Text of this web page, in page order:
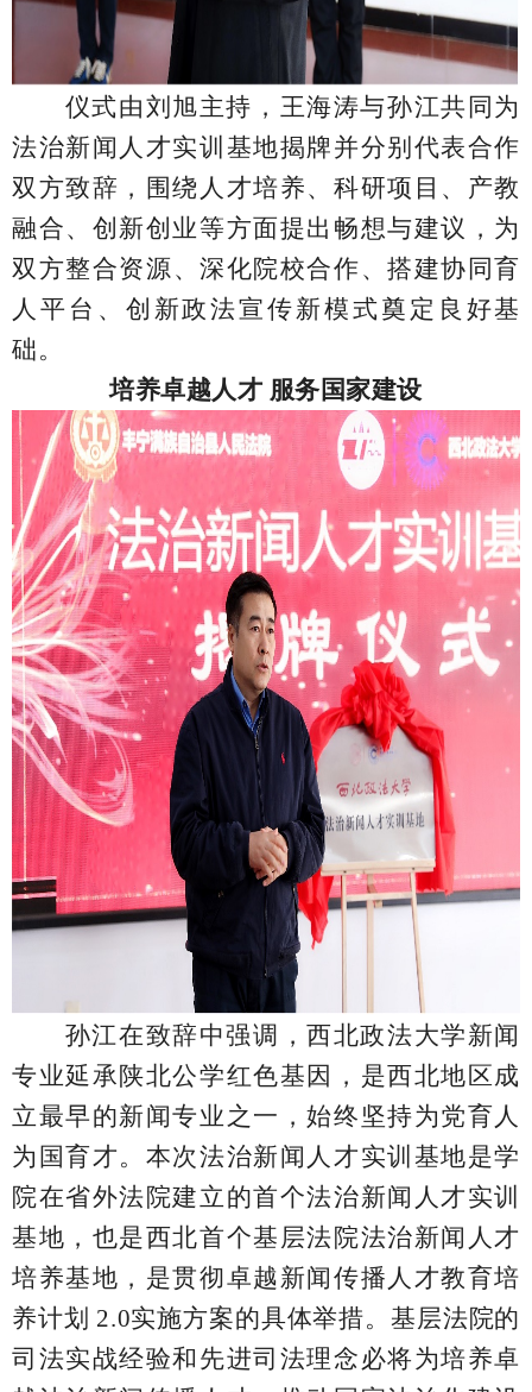
仪式由刘旭主持 ， 王海涛与孙江共同为
法治新闻人才实训基地揭牌并分别代表合作
双方致辞，围绕 人才培养、 科研项目、产教
融合、创新创业等方面提出畅想与建议，为
双方整合资源、深化院校合作、搭建协同育
人平台、创新政法宣传新模式奠定良好基
础。
培养卓越人才 服务国家建设
孙江在致辞中强调，西北政法大学新闻
专业延承陕北公学红色基因，是西北地区成
立最早的新闻专业之一，始终坚持为党育人
为国育才。本次法治新闻人才实训基地是学
院在省外法院建立的首个法治新闻人才实训
基地，也是西北首个基层法院法治新闻人才
培养基地，是贯彻卓越新闻传播人才教育培
养计划 2.0实施方案的具体举措。基层法院的
司法实战经验和先进司法理念必将为培养卓